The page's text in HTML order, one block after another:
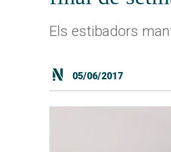
Els estibadors
05/06/2017